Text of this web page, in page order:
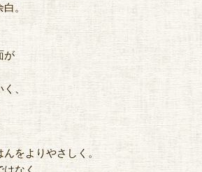
。
が
、
をよりやさしく。
なく